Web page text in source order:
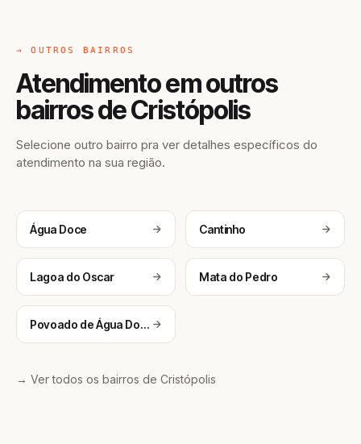
→ OUTROS BAIRROS
Atendimento em outros
bairros de Cristópolis
Selecione outro bairro pra ver detalhes específicos do
atendimento na sua região.
Água Doce Cantinho
Lagoa do Oscar Mata do Pedro
Povoado de Água Doce
→ Ver todos os bairros de Cristópolis